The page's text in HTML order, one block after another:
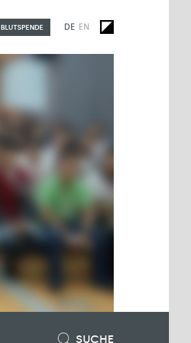
BLUTSPENDE DE EN
SUCHE